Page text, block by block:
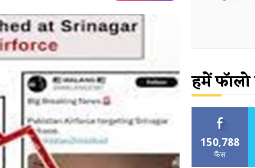
हमें
150,788
फैंस